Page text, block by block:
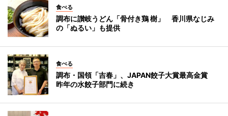
食べる
調布に讃岐うどん「骨付き鶏 樹」 香川県なじみ
の「ぬるい」も提供
食べる
調布・国領「吉春」、JAPAN餃子大賞最高金賞
昨年の水餃子部門に続き